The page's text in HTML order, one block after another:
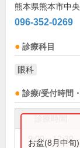
熊本県熊本市中
096-352-0269
診療科目
眼科
診療/受付時間
9:00～12:30
お盆(8月中旬